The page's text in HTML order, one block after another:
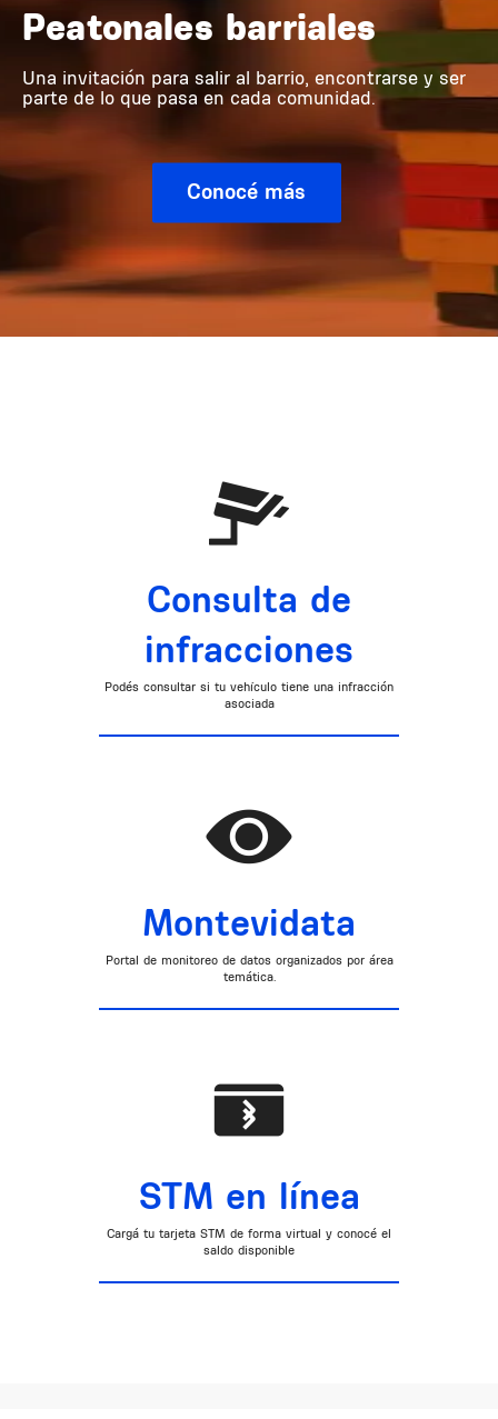
Peatonales barriales
Una invitación para salir al barrio, encontrarse y ser
parte de lo que pasa en cada comunidad.
Conocé más
Consulta de
infracciones
Podés consultar si tu vehículo tiene una infracción
asociada
Montevidata
Portal de monitoreo de datos organizados por área
temática.
STM en línea
Cargá tu tarjeta STM de forma virtual y conocé el
saldo disponible